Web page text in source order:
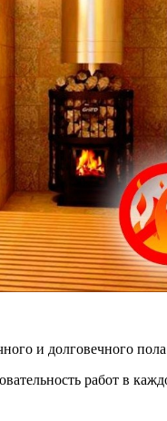
и долговечного
работ в